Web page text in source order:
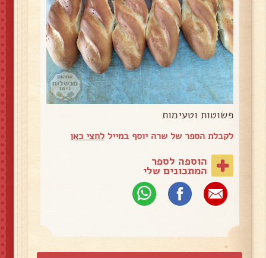
פשוטות וטעימות
לקבלת הספר של שרה יוסף במייללחצי כאן
הוספה לספר
המתכונים שלי